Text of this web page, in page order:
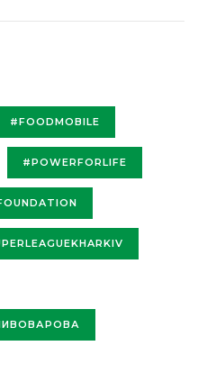
#FOODMOBILE
#POWERFORLIFE